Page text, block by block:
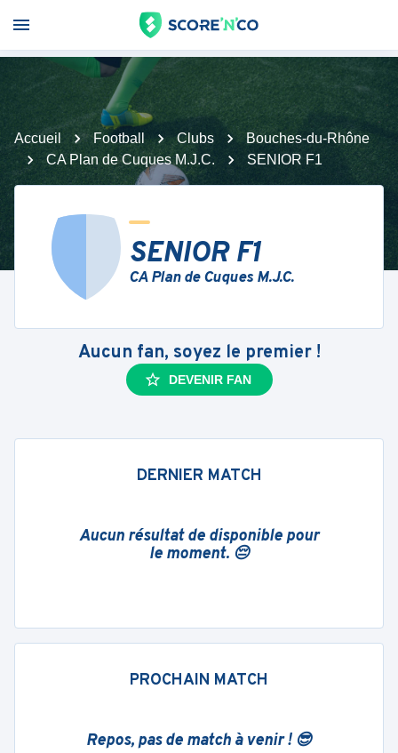
Accueil Football Clubs
Bouches-du-Rhône
CA Plan de Cuques M.J.C.
SENIOR F1
SENIOR F1
CA Plan de Cuques M.J.C.
Aucun fan, soyez le premier !
DEVENIR FAN
DERNIER MATCH
Aucun résultat de disponible pour
le moment. 😔
PROCHAIN MATCH
Repos, pas de match à venir ! 😎